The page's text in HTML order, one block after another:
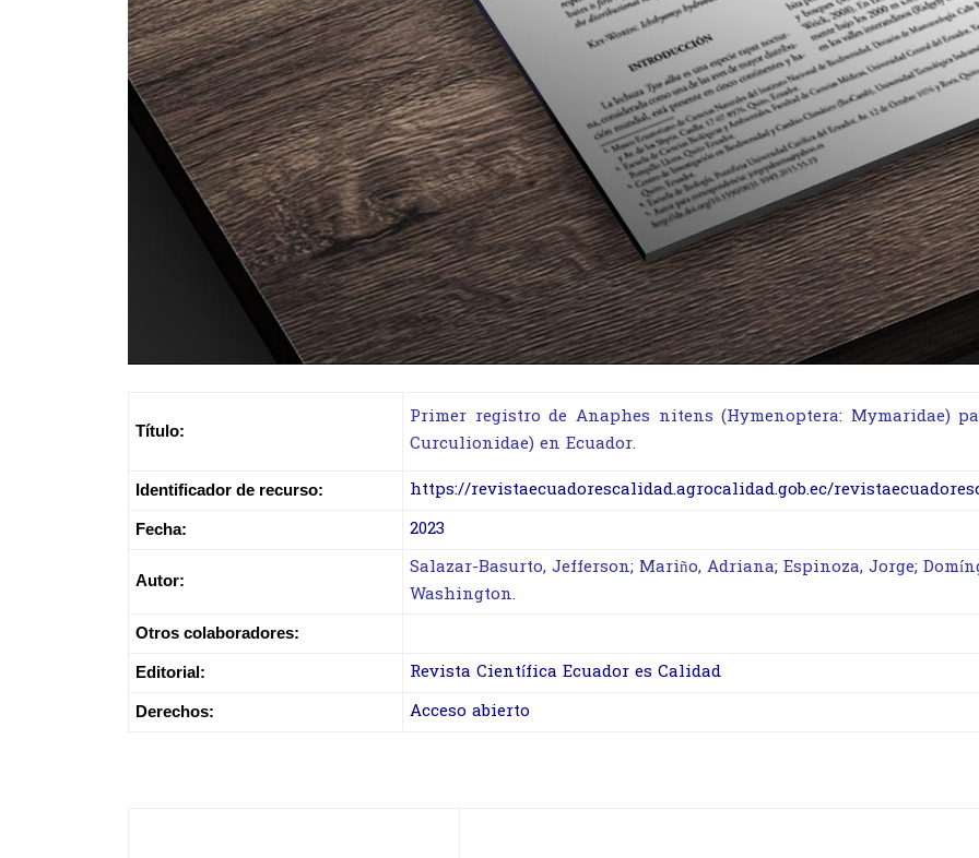
Título:
Primer registro de Anaphes nitens (Hymenoptera: Mymaridae)
Curculionidae) en Ecuador.
Identificador de recurso: https://revistaecuadorescalidad.agrocalidad.gob.ec/
Fecha: 2023
Autor:
Salazar-Basurto, Jefferson; Mariño, Adriana; Espinoza, Jorge;
Washington.
Otros colaboradores:
Editorial: Revista Científica Ecuador es Calidad
Derechos: Acceso abierto